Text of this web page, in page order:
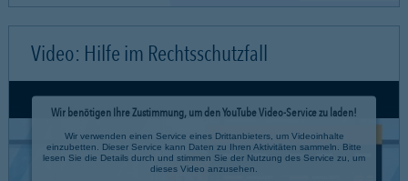
Video: Hilfe im Rechtsschutzfall
Wir benötigen Ihre Zustimmung, um den YouTube Video-Service zu laden!
Wir verwenden einen Service eines Drittanbieters, um Videoinhalte
einzubetten. Dieser Service kann Daten zu Ihren Aktivitäten sammeln. Bitte
lesen Sie die Details durch und stimmen Sie der Nutzung des Service zu, um
dieses Video anzusehen.